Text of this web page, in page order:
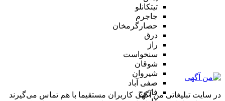
تیتکانلو
جاجرم
حصارگرمخان
درق
راز
سنخواست
شوقان
شیروان
صفی آباد
فاروج
در سایت تبلیغاتی من آگهی کاربران مستقیما با هم تماس می‌گیرند